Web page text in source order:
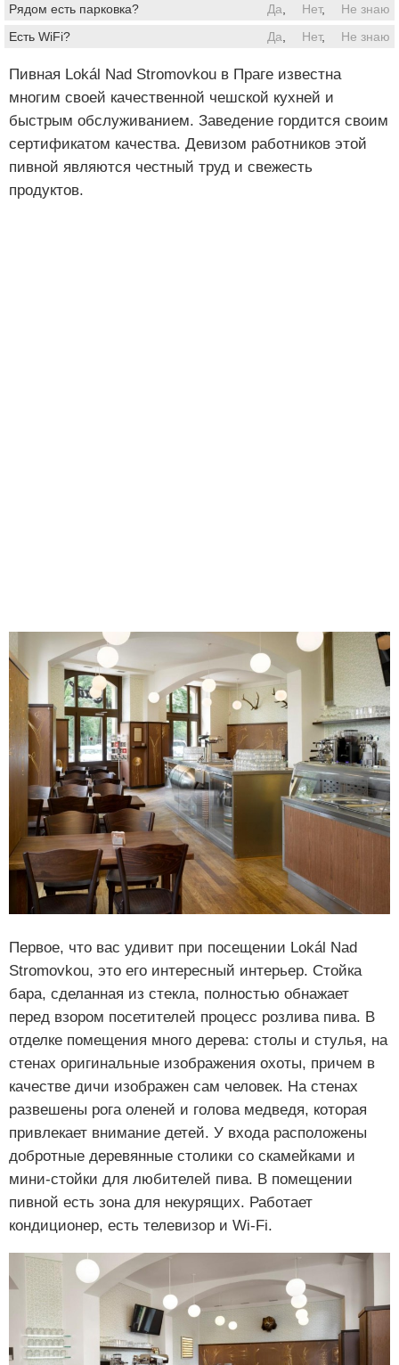
Рядом есть парковка?
Да Нет,
Не знаю
Есть WiFi?
Да Нет, Не знаю
Пивная Lokál Nad Stromovkou в Праге известна
многим своей качественной чешской кухней и
быстрым обслуживанием. Заведение гордится своим
сертификатом качества. Девизом работников этой
пивной являются честный труд и свежесть
продуктов.
Первое, что вас удивит при посещении Lokál Nad
Stromovkou, это его интересный интерьер. Стойка
бара, сделанная из стекла, полностью обнажает
перед взором посетителей процесс розлива пива. В
отделке помещения много дерева: столы и стулья, на
стенах оригинальные изображения охоты, причем в
качестве дичи изображен сам человек. На стенах
развешены рога оленей и голова медведя, которая
привлекает внимание детей. У входа расположены
добротные деревянные столики со скамейками и
мини-стойки для любителей пива. В помещении
пивной есть зона для некурящих. Работает
кондиционер, есть телевизор и Wi-Fi.